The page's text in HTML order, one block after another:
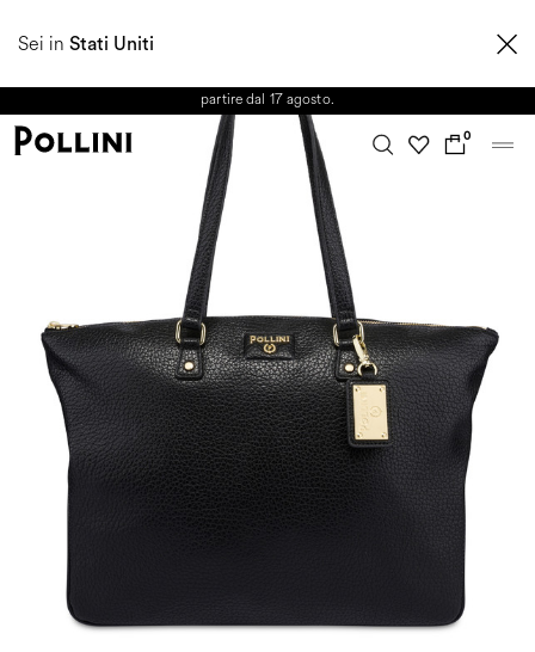
Sei in Stati Uniti
AUTUNNO/INVERNO 2026. Dall'8 al 16 agosto il Servizio Clienti non sarà
partire dal 17 agosto.
0